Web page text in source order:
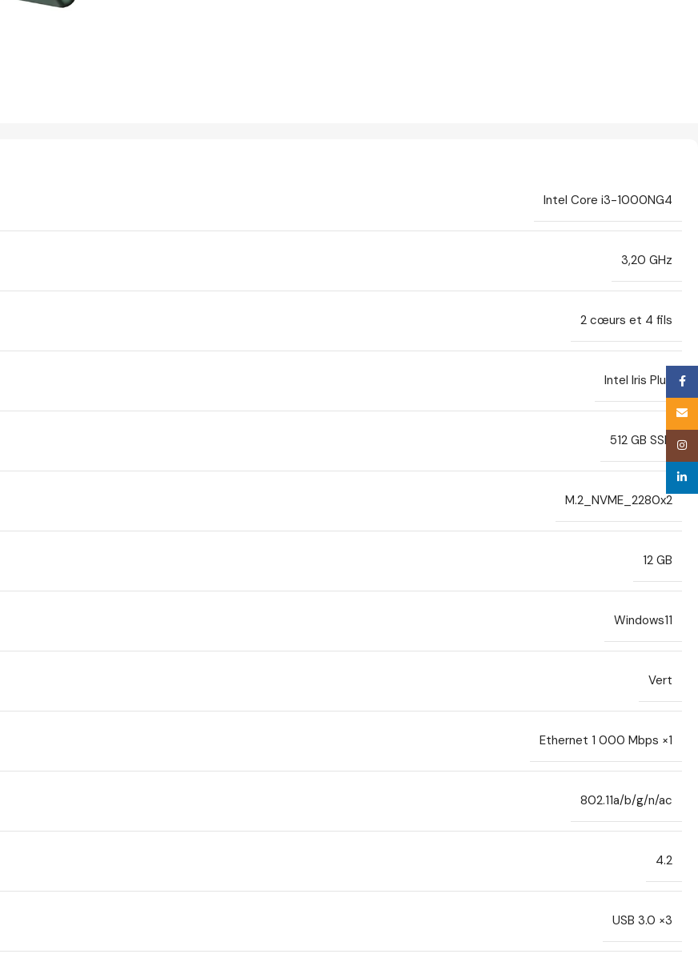
Intel Core i3-1000NG4
3,20 GHz
2 cœurs et 4 fils
Intel Iris Plus
512 GB SSD
M.2_NVME_2280x2
12 GB
Windows11
Vert
Ethernet 1 000 Mbps ×1
802.11a/b/g/n/ac
4.2
USB 3.0 ×3
Email